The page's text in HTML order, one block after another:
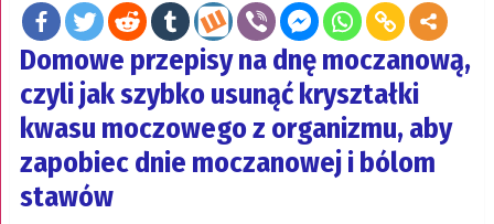
Domowe przepisy na dnę moczanową,
czyli jak szybko usunąć kryształki
kwasu moczowego z organizmu, aby
zapobiec dnie moczanowej i bólom
stawów